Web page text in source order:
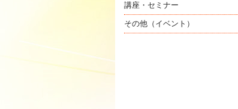
講座・セミナー
その他（イベント）